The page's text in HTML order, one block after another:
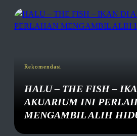
Rekomendasi
HALU – THE FISH –
AKUARIUM INI
MENGAMBIL ALIH